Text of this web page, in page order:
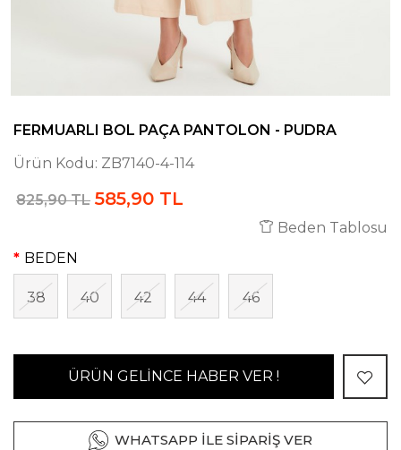
FERMUARLI BOL PAÇA PANTOLON - PUDRA
Ürün Kodu: ZB7140-4-114
825,90 TL 585,90 TL
Beden Tablosu
BEDEN
38 40 42 44 46
ÜRÜN GELİNCE HABER VER !
WHATSAPP İLE SİPARİŞ VER